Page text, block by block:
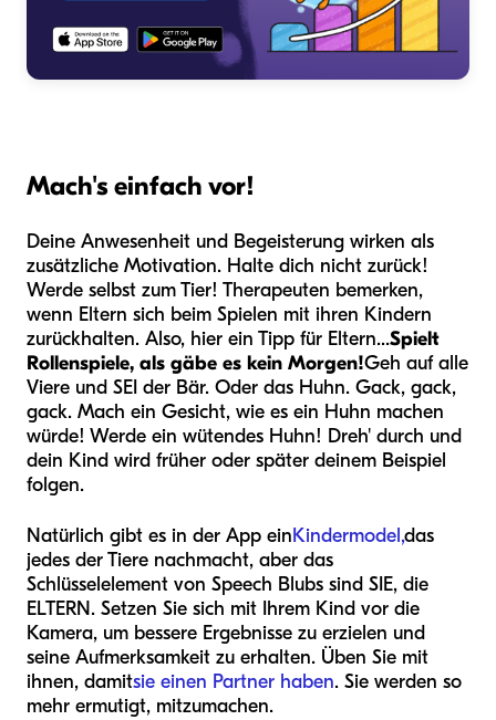
Mach's einfach vor!
Deine Anwesenheit und Begeisterung wirken als
zusätzliche Motivation. Halte dich nicht zurück!
Werde selbst zum Tier! Therapeuten bemerken,
wenn Eltern sich beim Spielen mit ihren Kindern
zurückhalten. Also, hier ein Tipp für Eltern...Spielt
Rollenspiele, als gäbe es kein Morgen!Geh auf alle
Viere und SEI der Bär. Oder das Huhn. Gack, gack,
gack. Mach ein Gesicht, wie es ein Huhn machen
würde! Werde ein wütendes Huhn! Dreh' durch und
dein Kind wird früher oder später deinem Beispiel
folgen.
Natürlich gibt es in der App einKindermodel,das
jedes der Tiere nachmacht, aber das
Schlüsselelement von Speech Blubs sind SIE, die
ELTERN. Setzen Sie sich mit Ihrem Kind vor die
Kamera, um bessere Ergebnisse zu erzielen und
seine Aufmerksamkeit zu erhalten. Üben Sie mit
ihnen, damitsie einen Partner haben. Sie werden so
mehr ermutigt, mitzumachen.